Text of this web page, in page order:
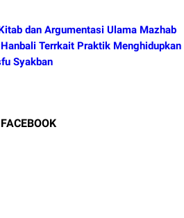
dan Argumentasi Ulama Mazhab
Terrkait Praktik Menghidupkan
Syakban
FACEBOOK